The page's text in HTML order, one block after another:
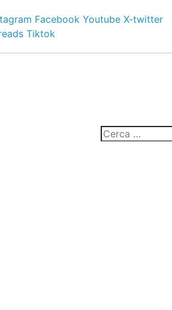
Facebook Youtube X-twitter
Tiktok